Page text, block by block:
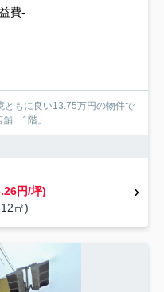
費-
ともに良い13.75万円の物件で
舗 1階。
円/坪)
㎡)